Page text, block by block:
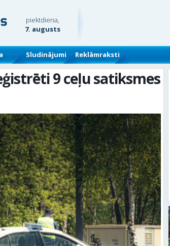
piektdiena,
7. augusts
Sludinājumi Reklāmraksti
9 ceļu satiksmes